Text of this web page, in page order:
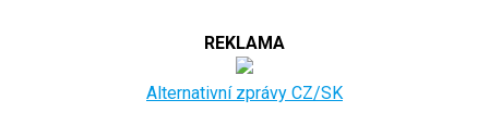
REKLAMA
Alternativní zprávy CZ/SK